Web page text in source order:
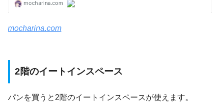
mocharina.com
2階のイートインスペース
パンを買うと2階のイートインスペースが使えます。